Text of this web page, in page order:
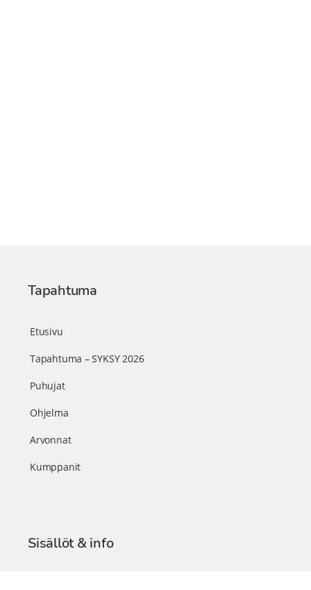
Tapahtuma
Etusivu
Tapahtuma – SYKSY 2026
Puhujat
Ohjelma
Arvonnat
Kumppanit
Sisällöt & info